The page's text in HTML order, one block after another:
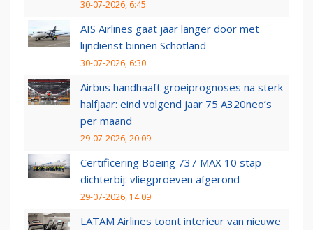
30-07-2026, 6:45
AIS Airlines gaat jaar langer door met
lijndienst binnen Schotland
30-07-2026, 6:30
Airbus handhaaft groeiprognoses na sterk
halfjaar: eind volgend jaar 75 A320neo’s
per maand
29-07-2026, 20:09
Certificering Boeing 737 MAX 10 stap
dichterbij: vliegproeven afgerond
29-07-2026, 14:09
LATAM Airlines toont interieur van nieuwe